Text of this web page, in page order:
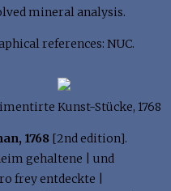
mineral analysis.
references: NUC.
Kunst-Stücke, 1768
1768[2nd edition].
gehaltene | und
frey entdeckte |